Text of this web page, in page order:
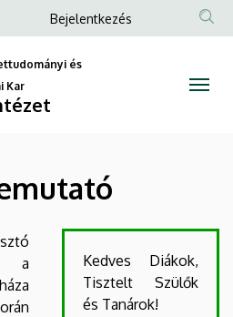
Anonim
fiók
menüje
Bejelentkezés
és
Kar
a
Kedves Diákok,
Tisztelt Szülők
és Tanárok!